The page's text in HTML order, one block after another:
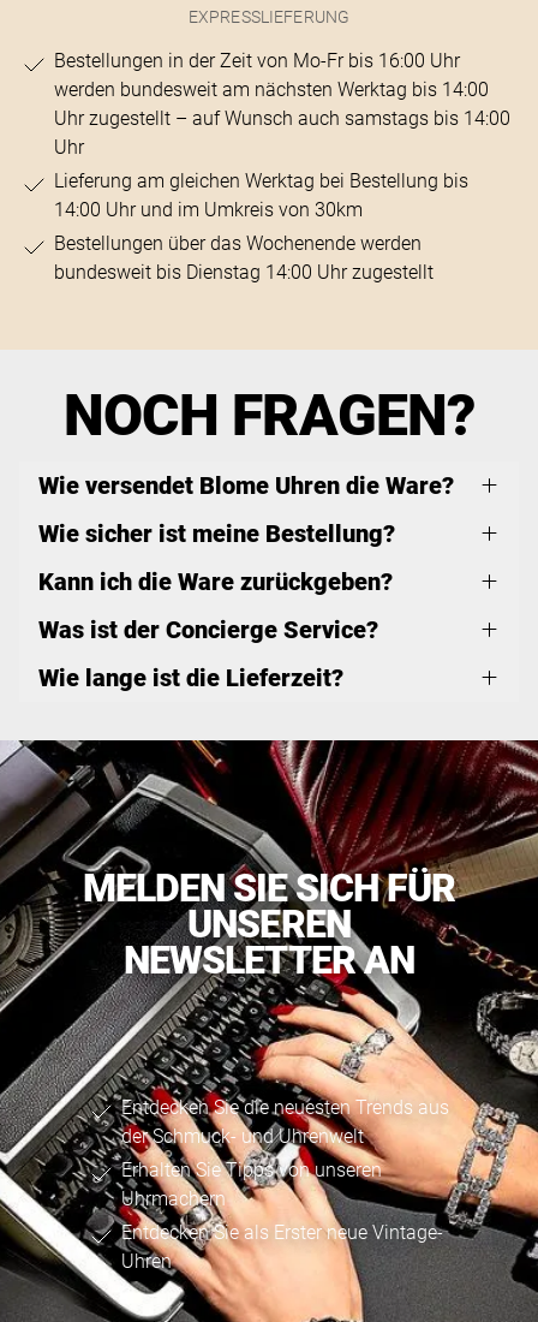
EXPRESSLIEFERUNG
Bestellungen in der Zeit von Mo-Fr bis 16:00 Uhr
werden bundesweit am nächsten Werktag bis 14:00
Uhr zugestellt – auf Wunsch auch samstags bis 14:00
Uhr
Lieferung am gleichen Werktag bei Bestellung bis
14:00 Uhr und im Umkreis von 30km
Bestellungen über das Wochenende werden
bundesweit bis Dienstag 14:00 Uhr zugestellt
NOCH FRAGEN?
Wie versendet Blome Uhren die Ware?
Wie sicher ist meine Bestellung?
Kann ich die Ware zurückgeben?
Was ist der Concierge Service?
Wie lange ist die Lieferzeit?
MELDEN SIE SICH FÜR
UNSEREN
NEWSLETTER AN
Entdecken Sie die neuesten Trends aus
der Schmuck- und Uhrenwelt
Erhalten Sie Tipps von unseren
Uhrmachern
Entdecken Sie als Erster neue Vintage-
Uhren